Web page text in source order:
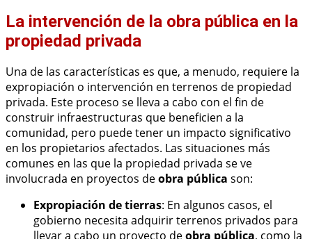
La intervención de la obra pública en la
propiedad privada
Una de las características es que, a menudo, requiere la
expropiación o intervención en terrenos de propiedad
privada. Este proceso se lleva a cabo con el fin de
construir infraestructuras que beneficien a la
comunidad, pero puede tener un impacto significativo
en los propietarios afectados. Las situaciones más
comunes en las que la propiedad privada se ve
involucrada en proyectos deobra pública son:
Expropiación de tierras: En algunos casos, el
gobierno necesita adquirir terrenos privados para
llevar a cabo un proyecto deobra pública, como la